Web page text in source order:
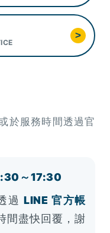
>
於服務時間透過官
～17:30
過 LINE 官方帳
間盡快回覆，謝